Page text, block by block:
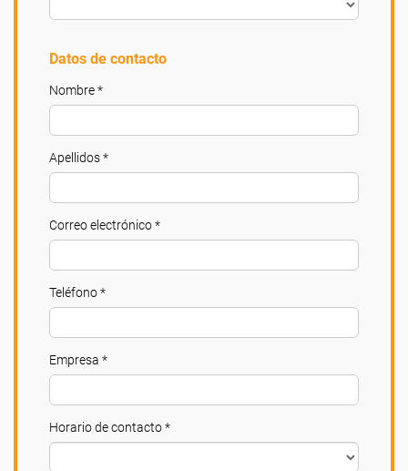
Datos de contacto
Nombre *
Apellidos *
Correo electrónico *
Teléfono *
Empresa *
Horario de contacto *